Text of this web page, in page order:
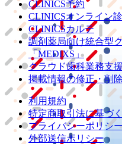
CLINICS予約
CLINICSオンライン
CLINICSカルテ
調剤薬局向け統合型
「MEDIXS」
クラウド歯科業務支
掲載情報の修正・削
利用規約
特定商取引法に基づ
プライバシーポリシー
外部送信ポリシー